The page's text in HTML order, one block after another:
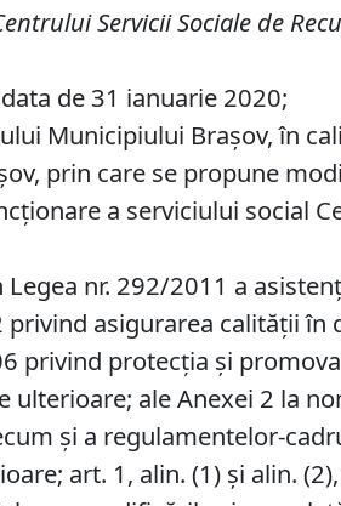
Servicii Sociale de
de 31 ianuarie 2020;
Municipiului Brașov, în
prin care se propune
a serviciului social
nr. 292/2011 a
asigurarea calităţii
privind protecţia şi
ale Anexei 2 la
şi a regulamentelor-
art. 1, alin. (1) și alin.